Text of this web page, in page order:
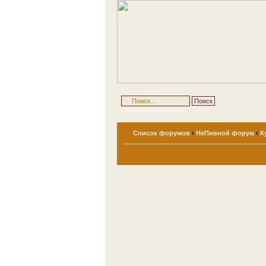
Расширенный поиск
Список форумов ‹ НеПивной форум ‹